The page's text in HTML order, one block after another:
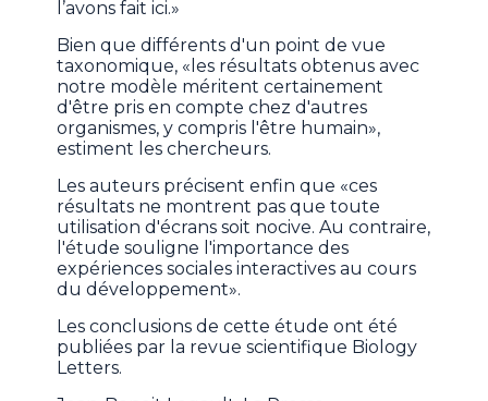
l’avons fait ici.»
Bien que différents d'un point de vue
taxonomique, «les résultats obtenus avec
notre modèle méritent certainement
d'être pris en compte chez d'autres
organismes, y compris l'être humain»,
estiment les chercheurs.
Les auteurs précisent enfin que «ces
résultats ne montrent pas que toute
utilisation d'écrans soit nocive. Au contraire,
l'étude souligne l'importance des
expériences sociales interactives au cours
du développement».
Les conclusions de cette étude ont été
publiées par la revue scientifique Biology
Letters.